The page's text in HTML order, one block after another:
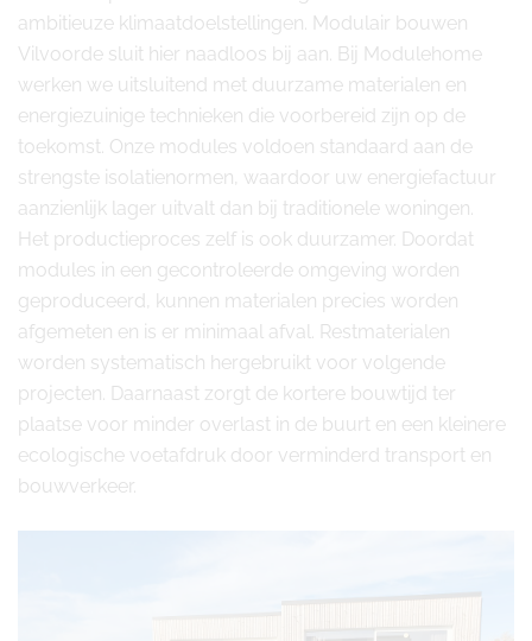
ambitieuze klimaatdoelstellingen. Modulair bouwen
Vilvoorde sluit hier naadloos bij aan. Bij Modulehome
werken we uitsluitend met duurzame materialen en
energiezuinige technieken die voorbereid zijn op de
toekomst. Onze modules voldoen standaard aan de
strengste isolatienormen, waardoor uw energiefactuur
aanzienlijk lager uitvalt dan bij traditionele woningen.
Het productieproces zelf is ook duurzamer. Doordat
modules in een gecontroleerde omgeving worden
geproduceerd, kunnen materialen precies worden
afgemeten en is er minimaal afval. Restmaterialen
worden systematisch hergebruikt voor volgende
projecten. Daarnaast zorgt de kortere bouwtijd ter
plaatse voor minder overlast in de buurt en een kleinere
ecologische voetafdruk door verminderd transport en
bouwverkeer.